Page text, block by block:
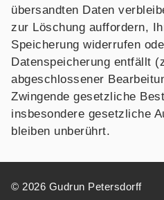
übersandten Daten
zur Löschung auffordern,
Speicherung widerrufen
Datenspeicherung entfällt
abgeschlossener
Zwingende gesetzliche
insbesondere gesetzliche
bleiben unberührt.
© 2026 Gudrun Petersdorff